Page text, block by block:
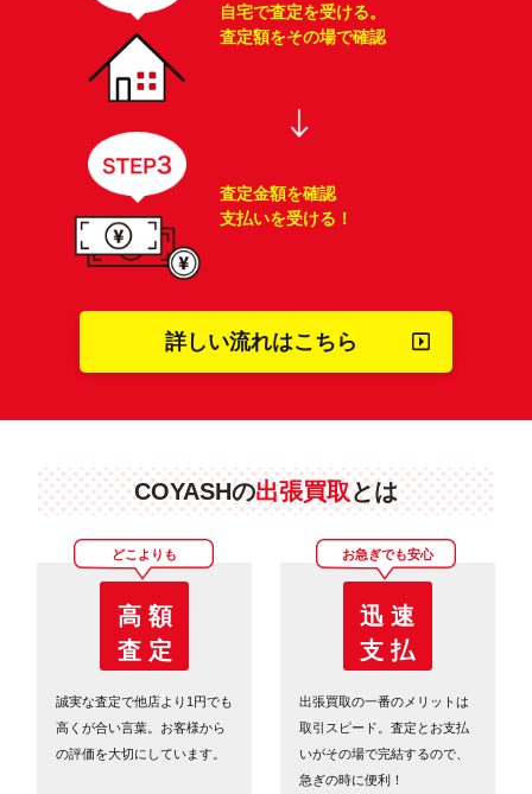
自宅で査定を受ける。
査定額をその場で確認
査定金額を確認
支払いを受ける！
詳しい流れはこちら
COYASHの出張買取とは
どこよりも
高 額
査 定
誠実な査定で他店より1円でも
高くが合い言葉。お客様から
の評価を大切にしています。
お急ぎでも安心
迅 速
支 払
出張買取の一番のメリットは
取引スピード。査定とお支払
いがその場で完結するので、
急ぎの時に便利！